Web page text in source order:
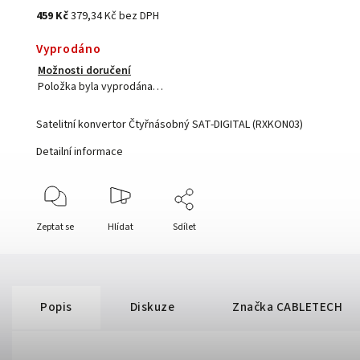
459 Kč379,34 Kč bez DPH
Vyprodáno
Možnosti doručení
Položka byla vyprodána…
Satelitní konvertor Čtyřnásobný SAT-DIGITAL (RXKON03)
Detailní informace
Zeptat se Hlídat Sdílet
Popis Diskuze Značka CABLETECH